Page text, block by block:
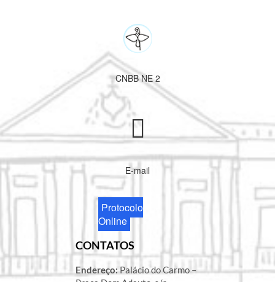
CNBB NE 2
E-mail
Protocolo
Online
CONTATOS
Endereço:Palácio do Carmo –